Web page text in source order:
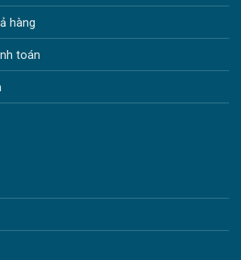
hàng
toán